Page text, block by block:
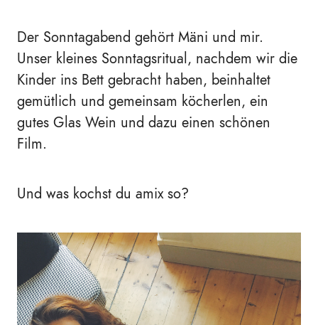
Der Sonntagabend gehört Mäni und mir.
Unser kleines Sonntagsritual, nachdem wir die
Kinder ins Bett gebracht haben, beinhaltet
gemütlich und gemeinsam köcherlen, ein
gutes Glas Wein und dazu einen schönen
Film.
Und was kochst du amix so?